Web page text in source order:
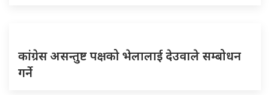
कांग्रेस असन्तुष्ट पक्षको भेलालाई देउवाले सम्बोधन
गर्ने